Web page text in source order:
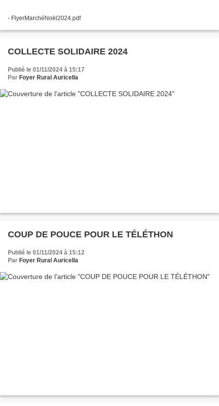
- FlyerMarchéNoël2024.pdf
COLLECTE SOLIDAIRE 2024
Publié le 01/11/2024 à 15:17
Par Foyer Rural Auricella
COUP DE POUCE POUR LE TÉLÉTHON
Publié le 01/11/2024 à 15:12
Par Foyer Rural Auricella